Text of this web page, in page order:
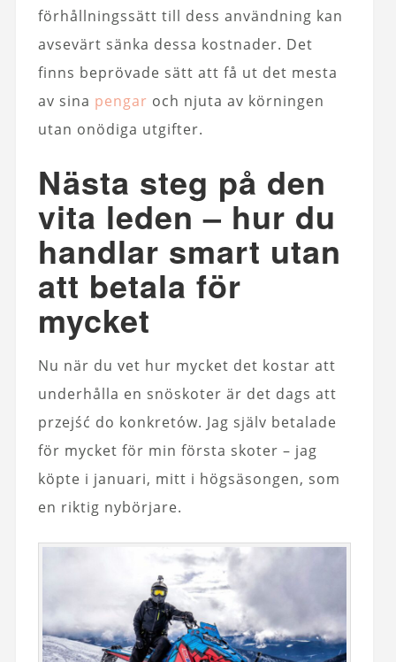
förhållningssätt till dess användning kan
avsevärt sänka dessa kostnader. Det
finns beprövade sätt att få ut det mesta
av sina pengar och njuta av körningen
utan onödiga utgifter.
Nästa steg på den
vita leden – hur du
handlar smart utan
att betala för
mycket
Nu när du vet hur mycket det kostar att
underhålla en snöskoter är det dags att
przejść do konkretów. Jag själv betalade
för mycket för min första skoter – jag
köpte i januari, mitt i högsäsongen, som
en riktig nybörjare.